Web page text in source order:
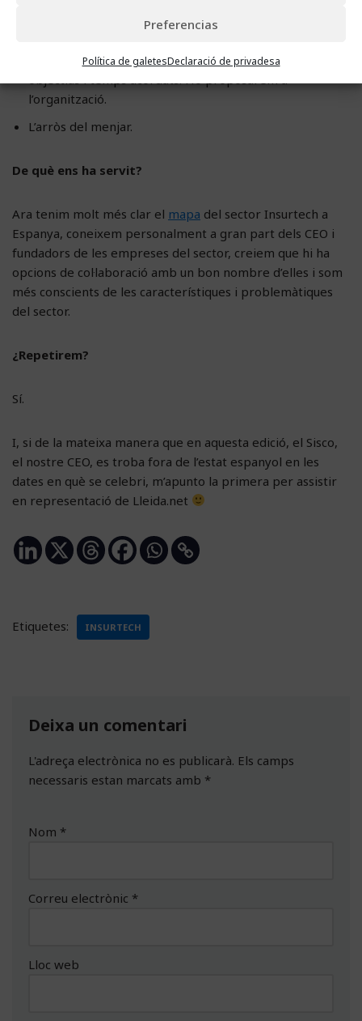
Preferencias
Política de galetesDeclaració de privadesa
un dia més l’esdeveniment, però se m’acut que aquests
unconference poguessin seguir treballant, amb uns
l’organització.
L’arròs del menjar.
De què ens ha servit?
Ara tenim molt més clar el mapa del sector Insurtech a
Espanya, coneixem personalment a gran part dels CEO i
fundadors de les empreses del sector, creiem que hi ha
opcions de col·laboració amb un bon nombre d’elles i som
més conscients de les característiques i problemàtiques
del sector.
¿Repetirem?
Sí.
I, si de la mateixa manera que en aquesta edició, el Sisco,
el nostre CEO, es troba fora de l’estat espanyol en les
dates en què se celebri, m’apunto la primera per assistir
en representació de Lleida.net
Etiquetes: INSURTECH
Deixa un comentari
L'adreça electrònica no es publicarà. Els camps
necessaris estan marcats amb *
Nom *
Correu electrònic *
Lloc web